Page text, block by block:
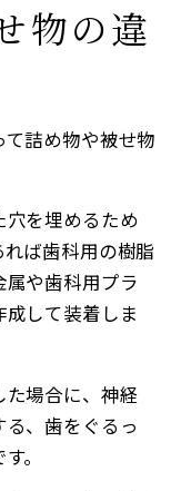
物の違
詰め物や被せ物
を埋めるため
ば歯科用の樹脂
や歯科用プラ
して装着しま
場合に、神経
、歯をぐるっ
。